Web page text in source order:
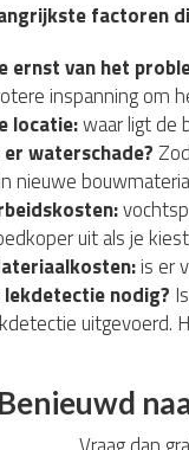
factoren
ernst van het
inspanning om
locatie:waar ligt de
er waterschade?
nieuwe
uit als je
is er
lekdetectie nodig?
uitgevoerd.
Benieuwd